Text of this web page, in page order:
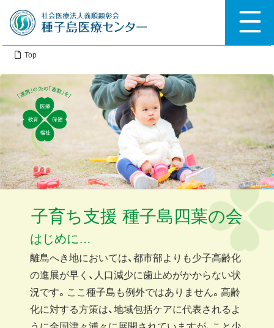
Top
子育ち支援 種子島四葉の会
はじめに…
離島へき地においては、都市部よりも少子高齢化
の進展が早く、人口減少に歯止めがかからない状
況です。ここ種子島も例外ではありません。高齢
化に対する方策は、地域包括ケアに代表されるよ